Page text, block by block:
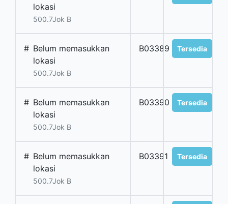
lokasi
500.7Jok B
# Belum memasukkan
lokasi
500.7Jok B
B03389 Tersedia
# Belum memasukkan
lokasi
500.7Jok B
B03390 Tersedia
# Belum memasukkan
lokasi
500.7Jok B
B03391 Tersedia